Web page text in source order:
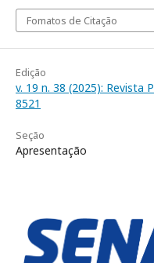
Fomatos de Citação
Edição
v. 19 n. 38 (2025): Revista
8521
Seção
Apresentação